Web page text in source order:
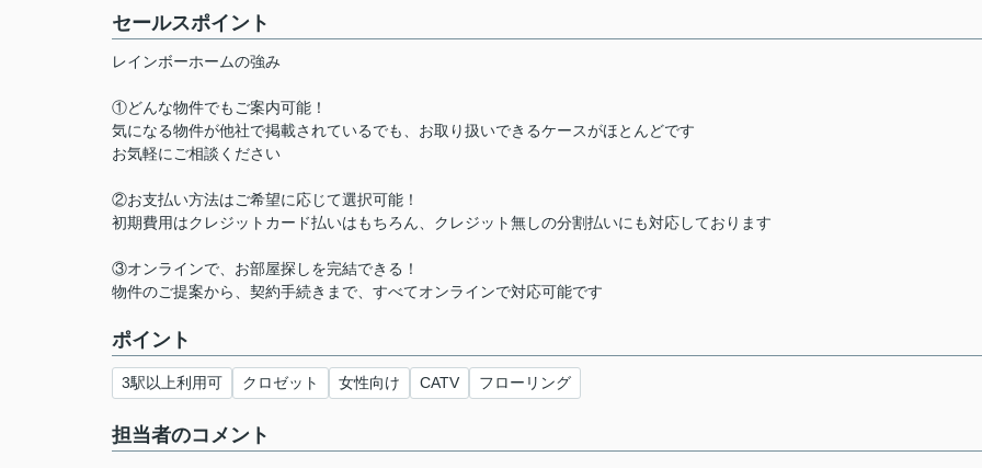
セールスポイント
レインボーホームの強み
①どんな物件でもご案内可能！
気になる物件が他社で掲載されているでも、お取り扱いできるケースがほとんどです
お気軽にご相談ください
②お支払い方法はご希望に応じて選択可能！
初期費用はクレジットカード払いはもちろん、クレジット無しの分割払いにも対応しております
③オンラインで、お部屋探しを完結できる！
物件のご提案から、契約手続きまで、すべてオンラインで対応可能です
ポイント
3駅以上利用可 クロゼット 女性向け CATV フローリング
担当者のコメント